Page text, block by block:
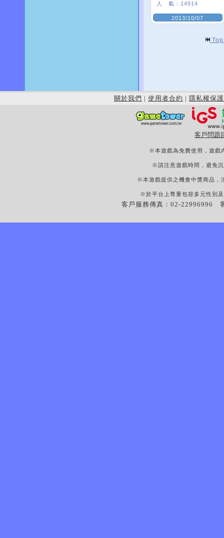
人 氣： 14914
2013/10/07
關於我們 | 使用者合約 | 隱私權保護
客戶問題
※本遊戲為免費使用，遊戲
※請注意遊戲時間，避免
※本遊戲提供之機會中獎商品，
※於平台上尊重包容多元性別
客戶服務傳真：02-22996996